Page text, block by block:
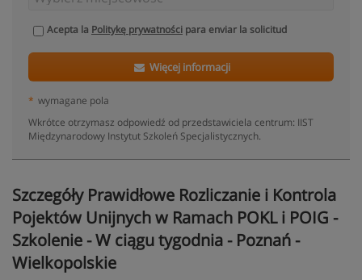
Acepta la Politykę prywatności para enviar la solicitud
Więcej informacji
* wymagane pola
Wkrótce otrzymasz odpowiedź od przedstawiciela centrum: IIST
Międzynarodowy Instytut Szkoleń Specjalistycznych.
Szczegóły Prawidłowe Rozliczanie i Kontrola
Pojektów Unijnych w Ramach POKL i POIG -
Szkolenie - W ciągu tygodnia - Poznań -
Wielkopolskie